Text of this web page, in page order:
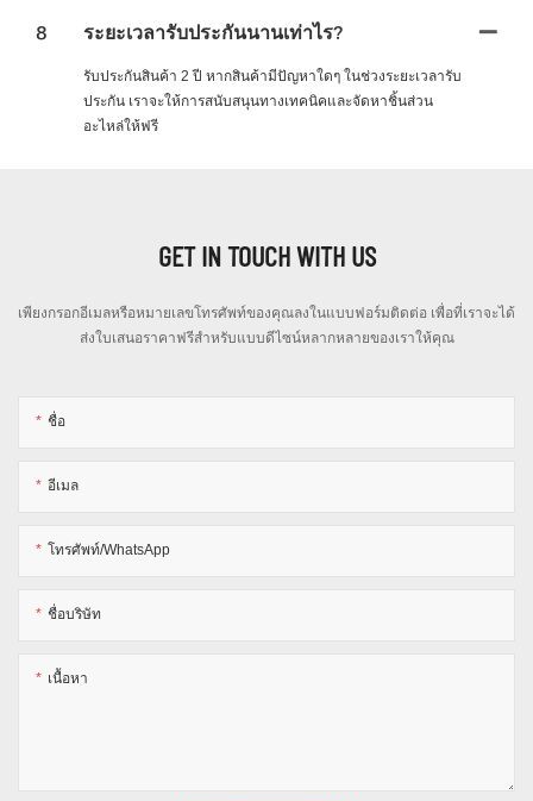
8 ระยะเวลารับประกันนานเท่าไร?
รับประกันสินค้า 2 ปี หากสินค้ามีปัญหาใดๆ ในช่วงระยะเวลารับ
ประกัน เราจะให้การสนับสนุนทางเทคนิคและจัดหาชิ้นส่วน
อะไหล่ให้ฟรี
GET IN TOUCH WITH US
เพียงกรอกอีเมลหรือหมายเลขโทรศัพท์ของคุณลงในแบบฟอร์มติดต่อ เพื่อที่เราจะได้
ส่งใบเสนอราคาฟรีสำหรับแบบดีไซน์หลากหลายของเราให้คุณ
ชื่อ
อีเมล
โทรศัพท์/WhatsApp
ชื่อบริษัท
เนื้อหา